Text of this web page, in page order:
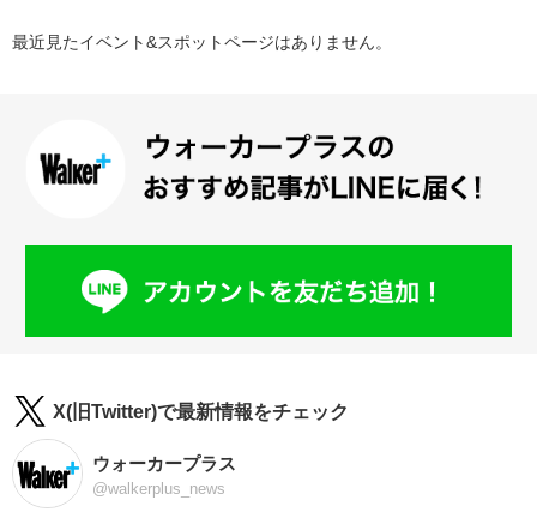
最近見たイベント&スポットページはありません。
X(旧Twitter)で最新情報をチェック
ウォーカープラス
@walkerplus_news